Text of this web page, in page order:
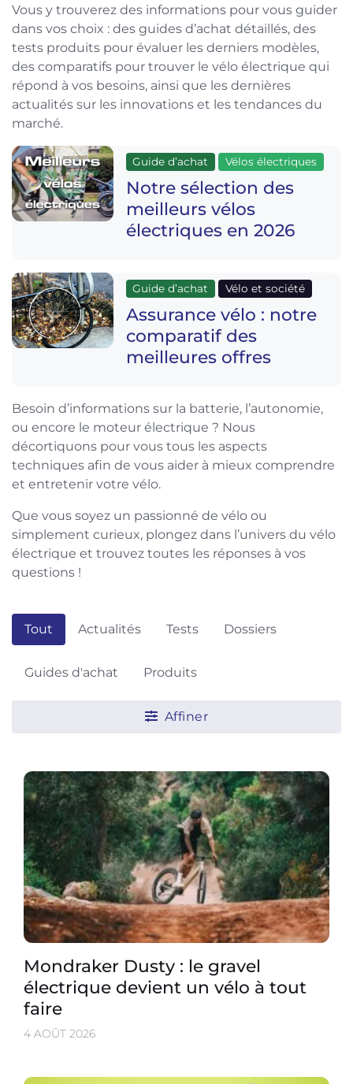
Vous y trouverez des informations pour vous guider
dans vos choix : des guides d’achat détaillés, des
tests produits pour évaluer les derniers modèles,
des comparatifs pour trouver le vélo électrique qui
répond à vos besoins, ainsi que les dernières
actualités sur les innovations et les tendances du
marché.
Guide d’achat Vélos électriques
Notre sélection des
meilleurs vélos
électriques en 2026
Guide d’achat Vélo et société
Assurance vélo : notre
comparatif des
meilleures offres
Besoin d’informations sur la batterie, l’autonomie,
ou encore le moteur électrique ? Nous
décortiquons pour vous tous les aspects
techniques afin de vous aider à mieux comprendre
et entretenir votre vélo.
Que vous soyez un passionné de vélo ou
simplement curieux, plongez dans l’univers du vélo
électrique et trouvez toutes les réponses à vos
questions !
Tout Actualités Tests Dossiers
Guides d'achat Produits
Affiner
Mondraker Dusty : le gravel
électrique devient un vélo à tout
faire
4 AOÛT 2026